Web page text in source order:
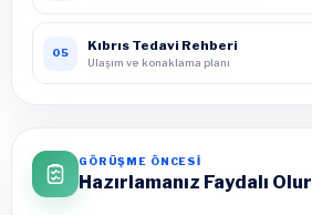
05 Kıbrıs Tedavi Rehberi
Ulaşım ve konaklama planı
GÖRÜŞME ÖNCESİ
Hazırlamanız Faydalı Olur